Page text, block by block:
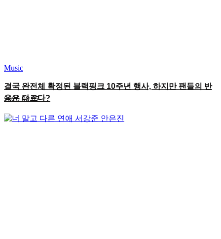
Music
결국 완전체 확정된 블랙핑크 10주년 행사, 하지만 팬들의 반
응은 다르다?
2026.08.07